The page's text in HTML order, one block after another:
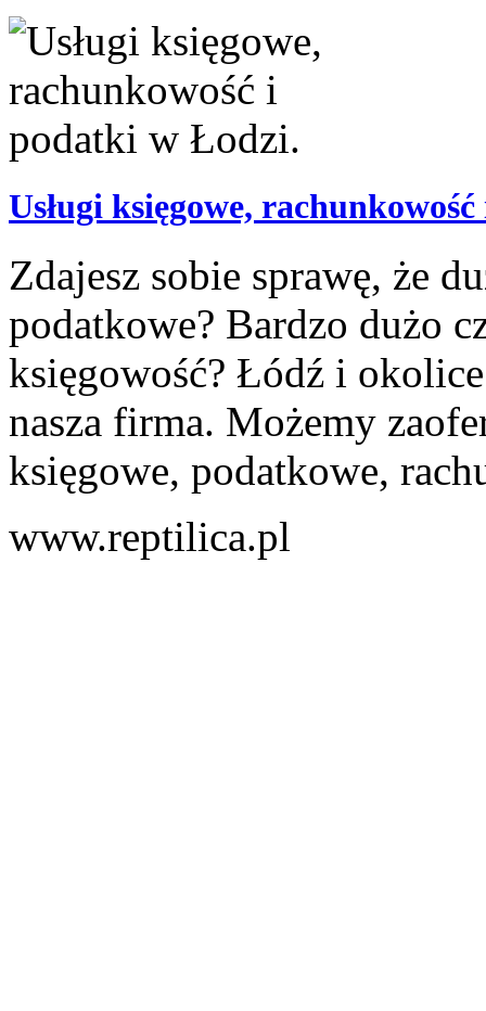
Usługi księgowe,
Zdajesz sobie sprawę, że
podatkowe? Bardzo dużo
księgowość? Łódź i
nasza firma. Możemy
księgowe, podatkowe,
www.reptilica.pl